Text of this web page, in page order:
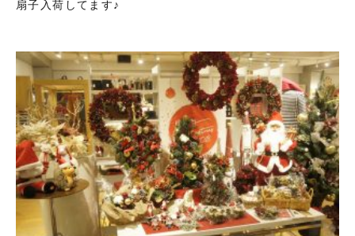
扇子入荷してます♪